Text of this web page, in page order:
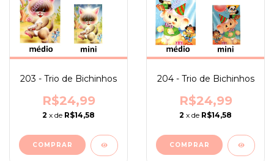
203 - Trio de Bichinhos
R$24,99
2 x de R$14,58
204 - Trio de Bichinhos
R$24,99
2 x de R$14,58